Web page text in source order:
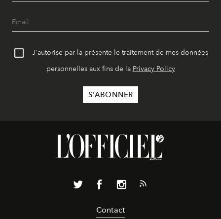
J'autorise par la présente le traitement de mes données
personnelles aux fins de la Privacy Policy
Contact